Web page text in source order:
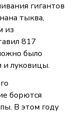
гигантов
тыква,
из
817
было
и луковицы.
борются
В этом году